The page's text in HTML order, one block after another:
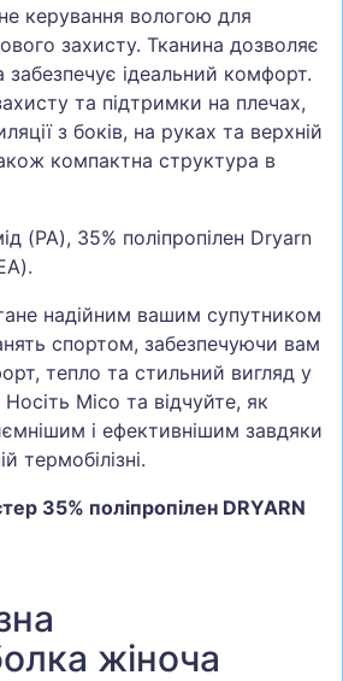
керування вологою для
захисту. Тканина дозволяє
забезпечує ідеальний комфорт.
та підтримки на плечах,
з боків, на руках та верхній
компактна структура в
(PA), 35% поліпропілен Dryarn
надійним вашим супутником
спортом, забезпечуючи вам
тепло та стильний вигляд у
Mico та відчуйте, як
і ефективнішим завдяки
термобілізні.
35% поліпропілен DRYARN
жіноча